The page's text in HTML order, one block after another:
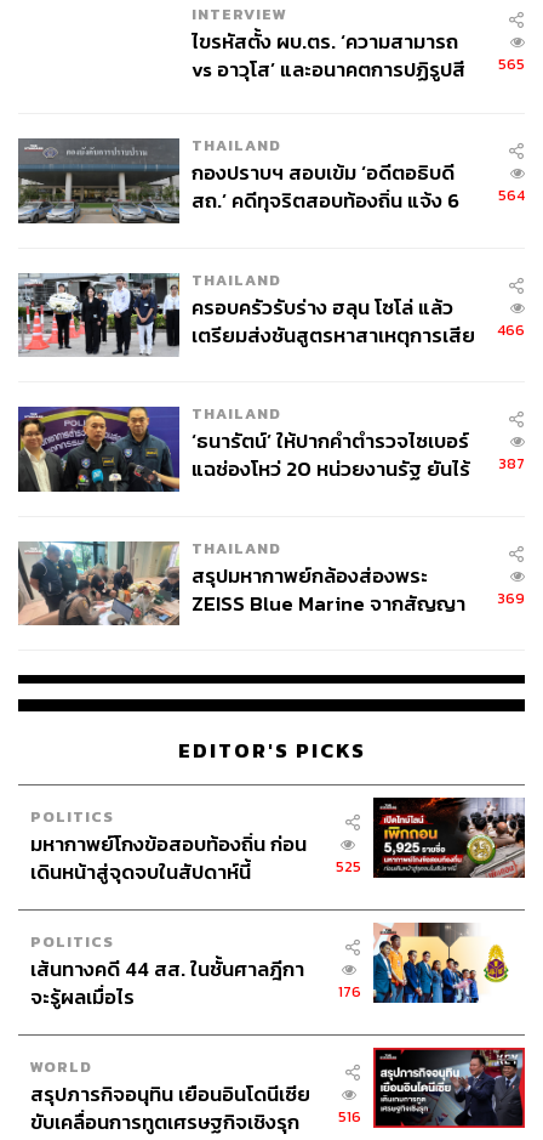
https://www.facebook.com/events/84063788307440
BTS สถานีสนามกีฬาแห่งชาติ
What:นิทรรศการภาพถ่ายจากฝีมือช่างภาพรุ่นใหม่ ที่เล่าถึง
‘เยาวชนและอนาคต’ (Youth and Future) จากเวิร์กช็อป ณ
เมืองปีนัง ประเทศมาเลเซีย เมื่อปี 2559 โดยประกอบด้วยผล
ออกเฉียงใต้
When:วันที่ 20 กุมภาพันธ์ – 20 มีนาคม 2563เวลา 10.00-
ห้องนิทรรศการRCB Galleria 3 ชั้น 2 ศูนย์การค้า
River City Bangkok
Why:ชมนิทรรศการที่เคยจัดขึ้นมาแล้วในประเทศสิงคโปร์
อินโดนีเซีย ฟิลิปปินส์ เวียดนาม รวมถึงเยอรมนี
How:https://www.facebook.com/events/26549009776419
6/?event_time_id=265553757757830
Stop:BTS สถานีสะพานตากสิน
TAGS:
การท่องเที่ยว
INTERVIEW
ไขรหัสตั้ง ผบ.ตร. ‘ความสามารถ
vs อาวุโส’ และอนาคตการปฏิรูปสี
565
THAILAND
กองปราบฯ สอบเข้ม ‘อดีตอธิบดี
สถ.’ คดีทุจริตสอบท้องถิ่น แจ้ง 6
564
THAILAND
ครอบครัวรับร่าง ฮลุน โซโล่ แล้ว
เตรียมส่งชันสูตรหาสาเหตุการเสีย
466
THAILAND
‘ธนารัตน์’ ให้ปากคำตำรวจไซเบอร์
แฉช่องโหว่ 20 หน่วยงานรัฐ ยันไร้
387
THAILAND
สรุปมหากาพย์กล้องส่องพระ
ZEISS Blue Marine จากสัญญา
จ่ายหนี้-แอบระบุแบรนด์
369
EDITOR'S PICKS
POLITICS
มหากาพย์โกงข้อสอบท้องถิ่น ก่อน
เดินหน้าสู่จุดจบในสัปดาห์นี้
525
POLITICS
เส้นทางคดี 44 สส. ในชั้นศาลฎีกา
จะรู้ผลเมื่อไร
176
WORLD
สรุปภารกิจอนุทิน เยือนอินโดนีเซีย
ขับเคลื่อนการทูตเศรษฐกิจเชิงรุก
516